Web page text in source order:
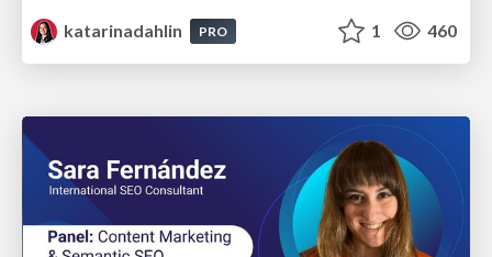
katarinadahlin
PRO 1 460